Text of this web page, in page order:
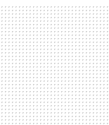
MAIL